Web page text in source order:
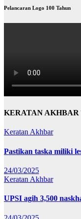
Pelancaran Logo 100 Tahun
KERATAN
Keratan Akhbar
Pastikan taska miliki
24/03/2025
Keratan Akhbar
UPSI agih 3,500